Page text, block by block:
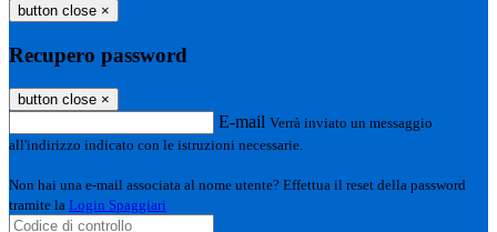
button close ×
Recupero password
button close ×
E-mail Verrà inviato un messaggio
all'indirizzo indicato con le istruzioni necessarie.
Non hai una e-mail associata al nome utente? Effettua il reset della password
tramite la Login Spaggiari